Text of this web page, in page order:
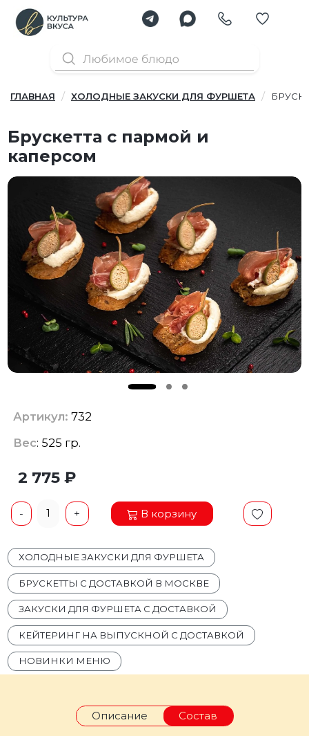
ГЛАВНАЯ ХОЛОДНЫЕ ЗАКУСКИ ДЛЯ ФУРШЕТА
Брускетта с пармой и
каперсом
Артикул: 732
Вес: 525 гр.
2 775 ₽
- 1 + В корзину
ХОЛОДНЫЕ ЗАКУСКИ ДЛЯ ФУРШЕТА
БРУСКЕТТЫ С ДОСТАВКОЙ В МОСКВЕ
ЗАКУСКИ ДЛЯ ФУРШЕТА С ДОСТАВКОЙ
КЕЙТЕРИНГ НА ВЫПУСКНОЙ С ДОСТАВКОЙ
НОВИНКИ МЕНЮ
Описание Состав